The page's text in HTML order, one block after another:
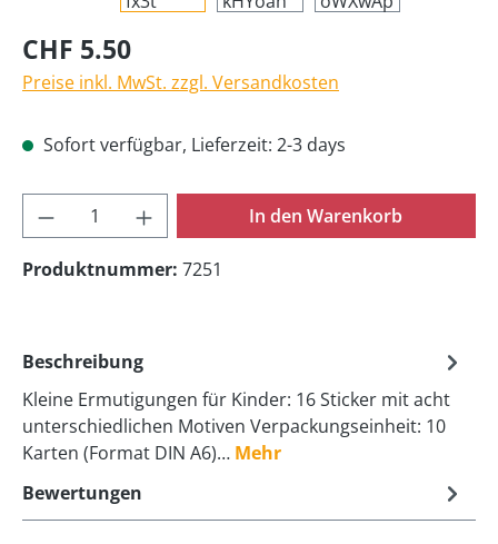
CHF 5.50
Preise inkl. MwSt. zzgl. Versandkosten
Sofort verfügbar, Lieferzeit: 2-3 days
Produkt Anzahl: Gib den gewünschten
In den Warenkorb
Produktnummer: 7251
Beschreibung
Kleine Ermutigungen für Kinder: 16 Sticker mit acht
unterschiedlichen Motiven Verpackungseinheit: 10
Karten (Format DIN A6)… Mehr
Bewertungen